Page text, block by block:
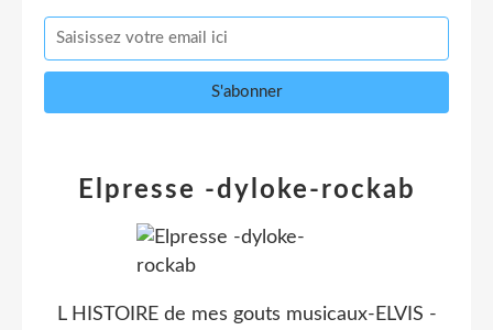
Elpresse -dyloke-rockab
L HISTOIRE de mes gouts musicaux-ELVIS -